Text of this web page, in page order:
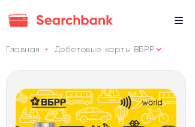
Главная Дебетовые карты ВБРР